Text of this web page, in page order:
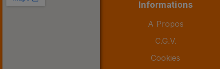
Informations
A Propos
C.G.V.
Cookies